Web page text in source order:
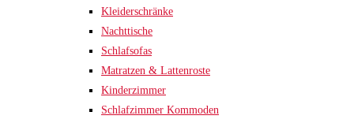
Kleiderschränke
Nachttische
Schlafsofas
Matratzen & Lattenroste
Kinderzimmer
Schlafzimmer Kommoden